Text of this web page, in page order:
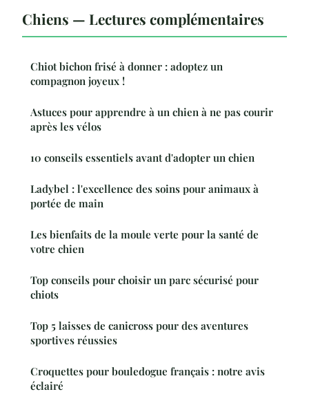
Chiens — Lectures complémentaires
Chiot bichon frisé à donner : adoptez un
compagnon joyeux !
Astuces pour apprendre à un chien à ne pas courir
après les vélos
10 conseils essentiels avant d'adopter un chien
Ladybel : l'excellence des soins pour animaux à
portée de main
Les bienfaits de la moule verte pour la santé de
votre chien
Top conseils pour choisir un parc sécurisé pour
chiots
Top 5 laisses de canicross pour des aventures
sportives réussies
Croquettes pour bouledogue français : notre avis
éclairé